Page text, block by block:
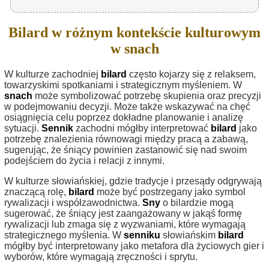
Bilard w różnym kontekście kulturowym
w snach
W kulturze zachodniej bilard często kojarzy się z relaksem,
towarzyskimi spotkaniami i strategicznym myśleniem. W
snach może symbolizować potrzebę skupienia oraz precyzji
w podejmowaniu decyzji. Może także wskazywać na chęć
osiągnięcia celu poprzez dokładne planowanie i analizę
sytuacji. Sennik zachodni mógłby interpretować bilard jako
potrzebę znalezienia równowagi między pracą a zabawą,
sugerując, że śniący powinien zastanowić się nad swoim
podejściem do życia i relacji z innymi.
W kulturze słowiańskiej, gdzie tradycje i przesądy odgrywają
znaczącą rolę, bilard może być postrzegany jako symbol
rywalizacji i współzawodnictwa. Sny o bilardzie mogą
sugerować, że śniący jest zaangażowany w jakąś formę
rywalizacji lub zmaga się z wyzwaniami, które wymagają
strategicznego myślenia. W senniku słowiańskim bilard
mógłby być interpretowany jako metafora dla życiowych gier i
wyborów, które wymagają zręczności i sprytu.